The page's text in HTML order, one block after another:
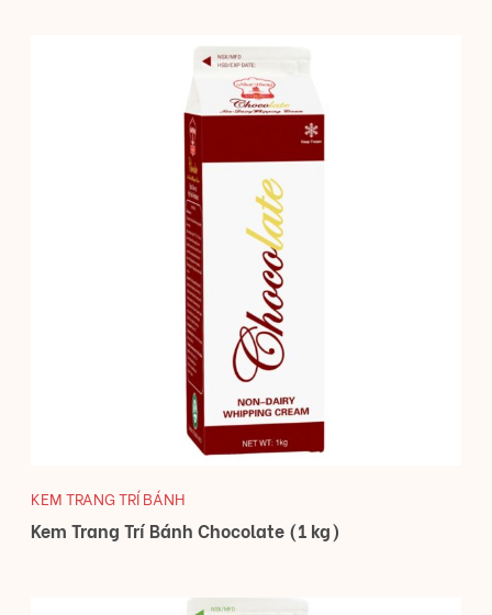
KEM TRANG TRÍ BÁNH
Kem Trang Trí Bánh Chocolate (1 kg)